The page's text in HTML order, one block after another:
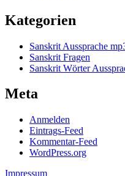
Kategorien
Sanskrit Aussprache
Sanskrit Fragen
Sanskrit Wörter
Meta
Anmelden
Eintrags-Feed
Kommentar-Feed
WordPress.org
Impressum